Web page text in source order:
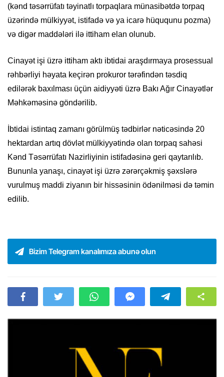
(kənd təsərrüfatı təyinatlı torpaqlara münasibətdə torpaq
üzərində mülkiyyət, istifadə və ya icarə hüququnu pozma)
və digər maddələri ilə ittiham elan olunub.
Cinayət işi üzrə ittiham aktı ibtidai araşdırmaya prosessual
rəhbərliyi həyata keçirən prokuror tərəfindən təsdiq
edilərək baxılması üçün aidiyyəti üzrə Bakı Ağır Cinayətlər
Məhkəməsinə göndərilib.
İbtidai istintaq zamanı görülmüş tədbirlər nəticəsində 20
hektardan artıq dövlət mülkiyyətində olan torpaq sahəsi
Kənd Təsərrüfatı Nazirliyinin istifadəsinə geri qaytarılıb.
Bununla yanaşı, cinayət işi üzrə zərərçəkmiş şəxslərə
vurulmuş maddi ziyanın bir hissəsinin ödənilməsi də təmin
edilib.
Bizim Telegram kanalımıza abunə olun